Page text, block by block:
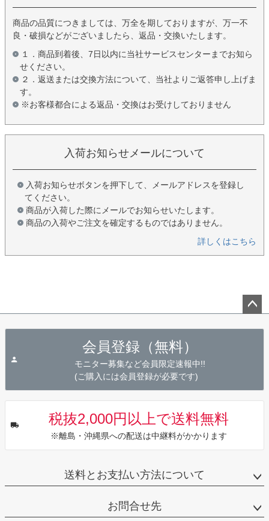
商品の品質につきましては、万全を期しておりますが、万一不
良・破損などがございましたら、返品・交換いたします。
１．商品到着後、7日以内に当社サービスセンターまでお知ら
せください。
２．返送または交換方法について、当社よりご返答申し上げま
す。
※お客様都合による返品・交換はお受けしておりません
入荷お知らせメールについて
入荷お知らせボタンを押下して、メールアドレスを登録し
てください。
商品が入荷した際にメールでお知らせいたします。
商品の入荷やご注文を確定するものではありません。
詳しくはこちら
会員登録（無料）
モニター募集など会員限定速報中!!
(ご購入には会員登録が必要です)
税抜2,000円以上で送料無料
※離島・沖縄県への配送は中継料がかかります
送料とお支払い方法について
お問合せ先